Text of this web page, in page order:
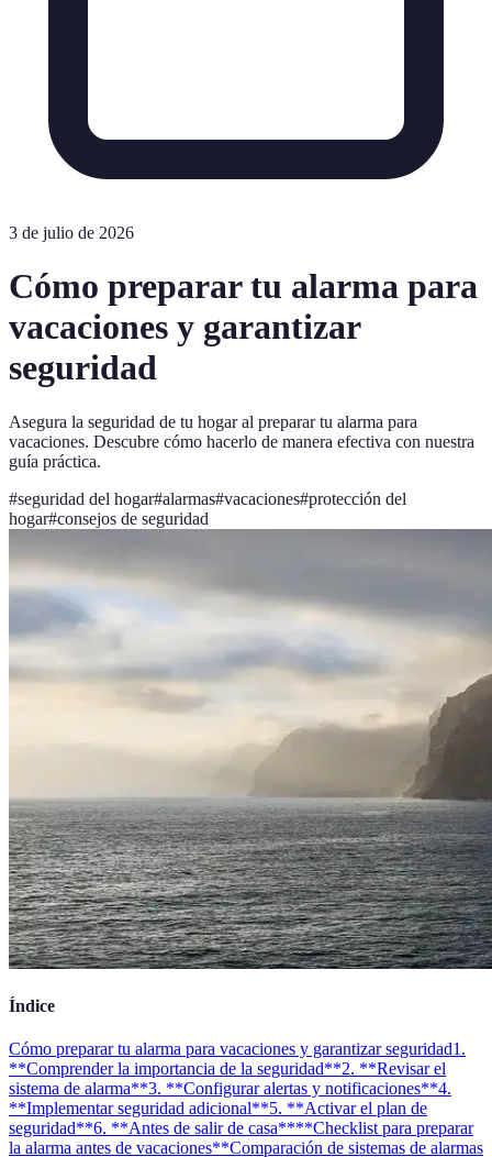
3 de julio de 2026
Cómo preparar tu alarma para
vacaciones y garantizar
seguridad
Asegura la seguridad de tu hogar al preparar tu alarma para
vacaciones. Descubre cómo hacerlo de manera efectiva con nuestra
guía práctica.
#seguridad del hogar#alarmas#vacaciones#protección del
hogar#consejos de seguridad
Índice
Cómo preparar tu alarma para vacaciones y garantizar seguridad1.
**Comprender la importancia de la seguridad**2. **Revisar el
sistema de alarma**3. **Configurar alertas y notificaciones**4.
**Implementar seguridad adicional**5. **Activar el plan de
seguridad**6. **Antes de salir de casa****Checklist para preparar
la alarma antes de vacaciones**Comparación de sistemas de alarmas